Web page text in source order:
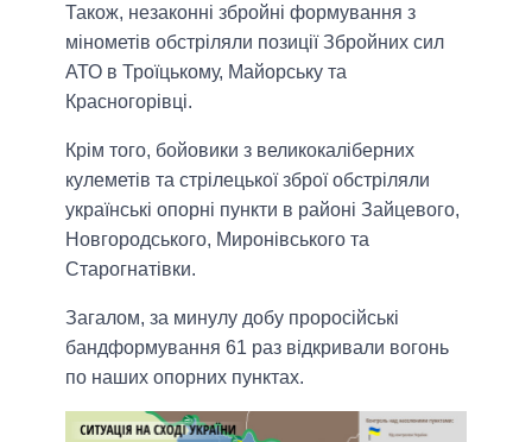
Також, незаконні збройні формування з
мінометів обстріляли позиції Збройних сил
АТО в Троїцькому, Майорську та
Красногорівці.
Крім того, бойовики з великокаліберних
кулеметів та стрілецької зброї обстріляли
українські опорні пункти в районі Зайцевого,
Новгородського, Миронівського та
Старогнатівки.
Загалом, за минулу добу проросійські
бандформування 61 раз відкривали вогонь
по наших опорних пунктах.